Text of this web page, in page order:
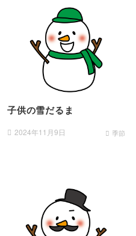
子供の雪だるま
2024年11月9日 季節